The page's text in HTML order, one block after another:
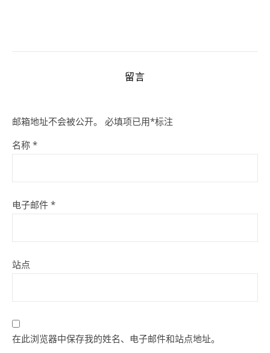
留言
邮箱地址不会被公开。 必填项已用*标注
名称 *
电子邮件 *
站点
在此浏览器中保存我的姓名、电子邮件和站点地址。